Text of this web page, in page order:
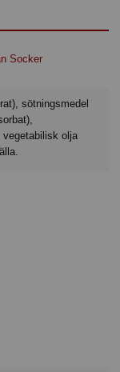
Socker
vegetabilisk olja